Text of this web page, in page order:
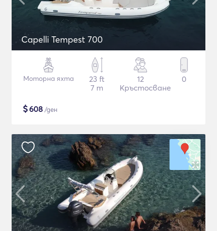
Capelli Tempest 700
Моторна яхта
23 ft
7 m
12
Кръстосване
0
$608 /ден